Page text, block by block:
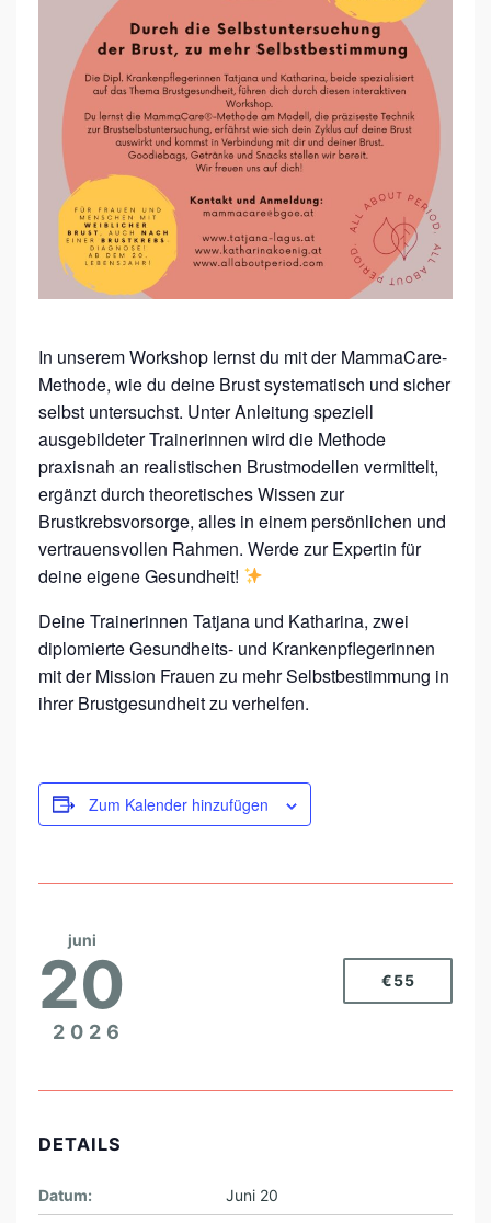
W
R
K
S
H
O
P
In unserem Workshop lernst du mit der MammaCare-
Methode, wie du deine Brust systematisch und sicher
selbst untersuchst. Unter Anleitung speziell
ausgebildeter Trainerinnen wird die Methode
praxisnah an realistischen Brustmodellen vermittelt,
ergänzt durch theoretisches Wissen zur
Brustkrebsvorsorge, alles in einem persönlichen und
vertrauensvollen Rahmen. Werde zur Expertin für
deine eigene Gesundheit!
Deine Trainerinnen Tatjana und Katharina, zwei
diplomierte Gesundheits- und Krankenpflegerinnen
mit der Mission Frauen zu mehr Selbstbestimmung in
ihrer Brustgesundheit zu verhelfen.
Zum Kalender hinzufügen
juni
20
2026
€55
DETAILS
Datum: Juni 20